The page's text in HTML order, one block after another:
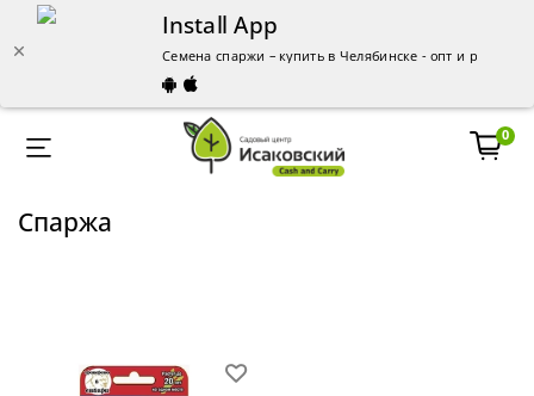
Install App
Семена спаржи – купить в Челябинске - опт и розница
0
Спаржа